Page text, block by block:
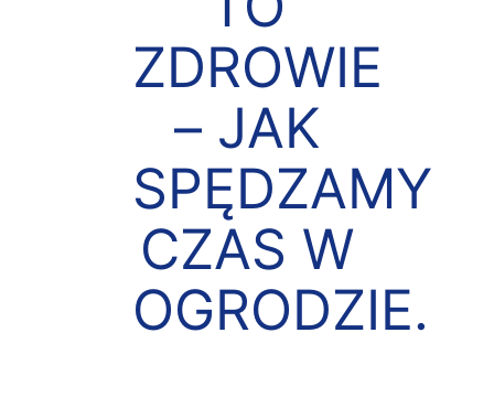
ZDROWIE
– JAK
SPĘDZAMY
CZAS W
OGRODZIE.